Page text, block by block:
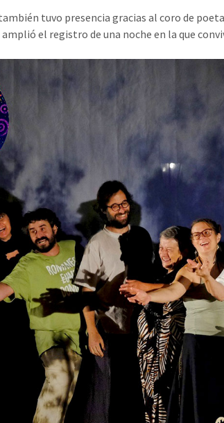
tuvo presencia gracias al coro de
amplió el registro de una noche en la que